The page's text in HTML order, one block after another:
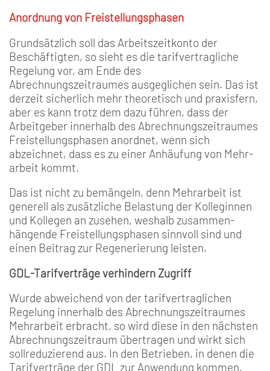
Anordnung von Freistellungsphasen
Grundsätzlich soll das Arbeitszeitkonto der
Beschäftigten, so sieht es die tarifvertragliche
Regelung vor, am Ende des
Abrechnungszeitraumes ausgeglichen sein. Das ist
derzeit sicherlich mehr theoretisch und praxisfern,
aber es kann trotz­ dem dazu führen, dass der
Arbeitgeber innerhalb des Abrechnungszeitraumes
Freistellungsphasen anordnet, wenn sich
abzeichnet, dass es zu einer Anhäufung von Mehr­
arbeit kommt.
Das ist nicht zu bemängeln, denn Mehrarbeit ist
generell als zusätzliche Belastung der Kolleginnen
und Kollegen an­ zusehen, weshalb zusammen­
hängende Freistellungsphasen sinnvoll sind und
einen Beitrag zur Regenerierung leisten.
GDL-Tarifverträge verhindern Zugriff
Wurde abweichend von der tarifvertraglichen
Regelung in­nerhalb des Abrechnungszeit­raumes
Mehrarbeit erbracht, so wird diese in den nächsten
Abrechnungszeitraum übertra­gen und wirkt sich
sollreduzie­rend aus. In den Betrieben, in denen die
Tarifverträge der GDL zur Anwendung kommen,